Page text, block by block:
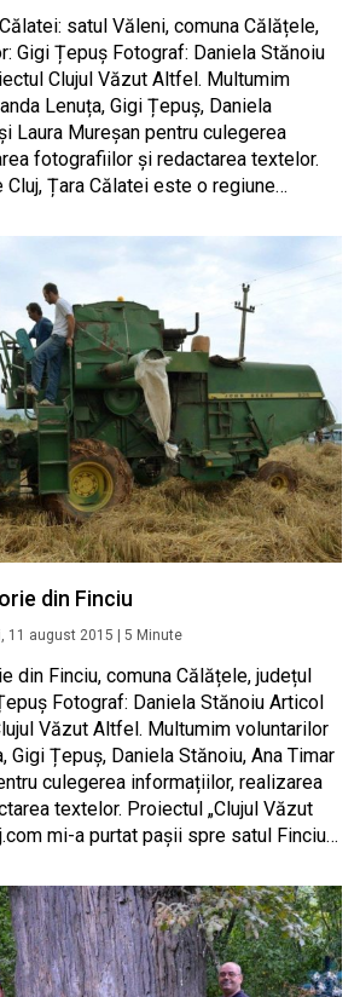
satul Văleni, comuna Călățele,
Gigi Țepuș Fotograf: Daniela Stănoiu
Clujul Văzut Altfel. Multumim
Lenuța, Gigi Țepuș, Daniela
Laura Mureșan pentru culegerea
fotografiilor și redactarea textelor.
Țara Călatei este o regiune…
din Finciu
11 august 2015 5 Minute
din Finciu, comuna Călățele, județul
Fotograf: Daniela Stănoiu Articol
Văzut Altfel. Multumim voluntarilor
Gigi Țepuș, Daniela Stănoiu, Ana Timar
culegerea informațiilor, realizarea
textelor. Proiectul „Clujul Văzut
mi-a purtat pașii spre satul Finciu…